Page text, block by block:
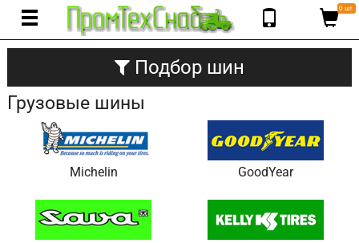
0 шт.
Подбор шин
Грузовые шины
Michelin GoodYear